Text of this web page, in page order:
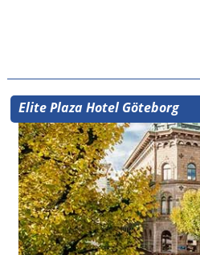
Elite Plaza Hotel Göteborg